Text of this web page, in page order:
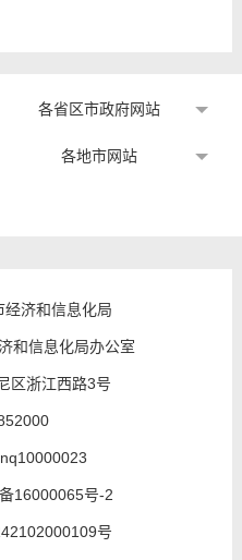
各省区市政府网站
各地市网站
经济和信息化局
和信息化局办公室
区浙江西路3号
16000065号-2
号